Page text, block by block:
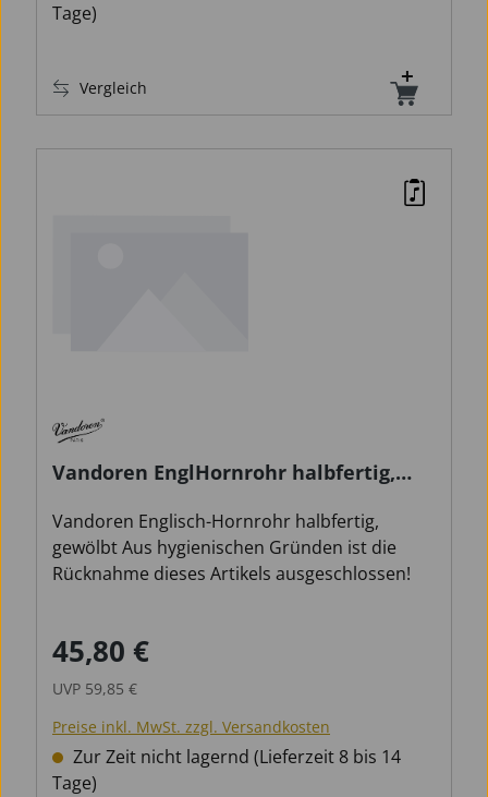
Tage)
Vergleich
Vandoren EnglHornrohr halbfertig,
Vandoren Englisch-Hornrohr halbfertig,
gewölbt Aus hygienischen Gründen ist die
Rücknahme dieses Artikels ausgeschlossen!
Verkaufspreis:
45,80 €
UVP 59,85 €
Preise inkl. MwSt. zzgl. Versandkosten
Zur Zeit nicht lagernd (Lieferzeit 8 bis 14
Tage)